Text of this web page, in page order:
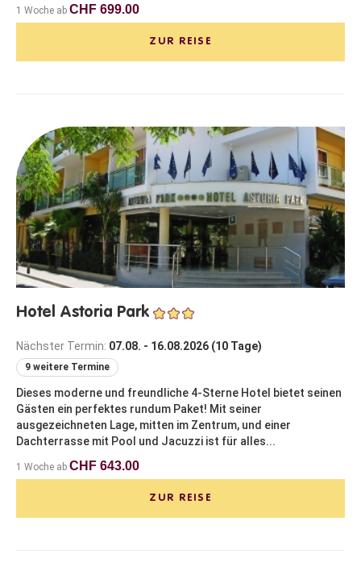
1 Woche ab CHF 699.00
ZUR REISE
Hotel Astoria Park
Nächster Termin: 07.08. - 16.08.2026 (10 Tage)
9 weitere Termine
Dieses moderne und freundliche 4-Sterne Hotel bietet seinen
Gästen ein perfektes rundum Paket! Mit seiner
ausgezeichneten Lage, mitten im Zentrum, und einer
Dachterrasse mit Pool und Jacuzzi ist für alles...
1 Woche ab CHF 643.00
ZUR REISE